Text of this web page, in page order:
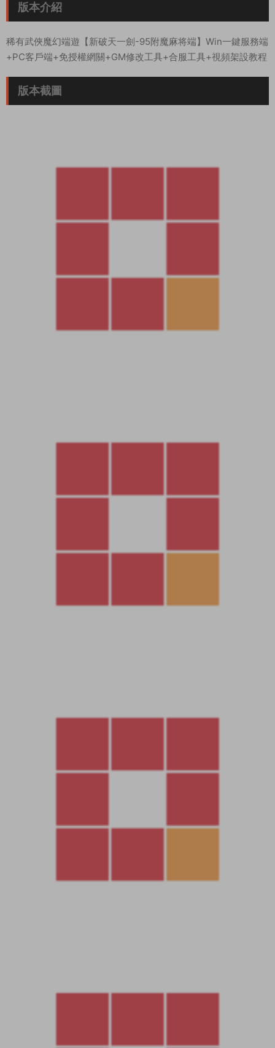
版本介紹
稀有武俠魔幻端遊【新破天一劍-95附魔麻将端】Win一鍵服務端
+PC客戶端+免授權網關+GM修改工具+合服工具+視頻架設教程
版本截圖